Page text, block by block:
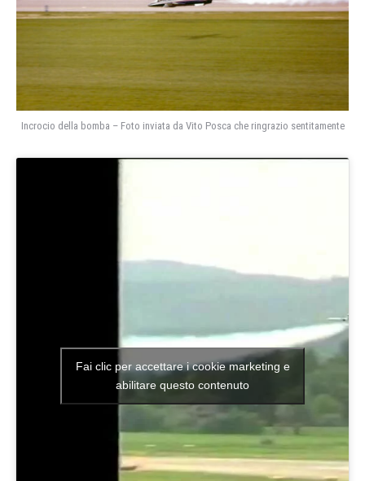
Incrocio della bomba – Foto inviata da Vito Posca che ringrazio sentitamente
Fai clic per accettare i cookie marketing e
abilitare questo contenuto